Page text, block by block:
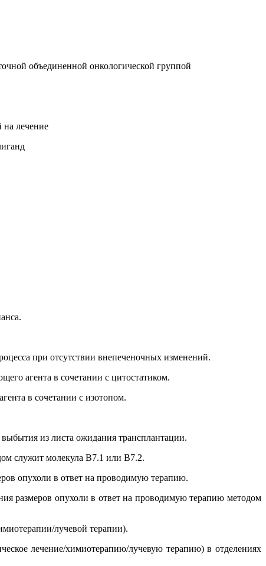
объединенной онкологической группой
на лечение
при отсутствии внепеченочных изменений.
агента в сочетании с цитостатиком.
в сочетании с изотопом.
из листа ожидания трансплантации.
служит молекула В7.1 или В7.2.
опухоли в ответ на проводимую терапию.
размеров опухоли в ответ на проводимую терапию методом
лучевой терапии).
лечение/химиотерапию/лучевую терапию) в отделениях